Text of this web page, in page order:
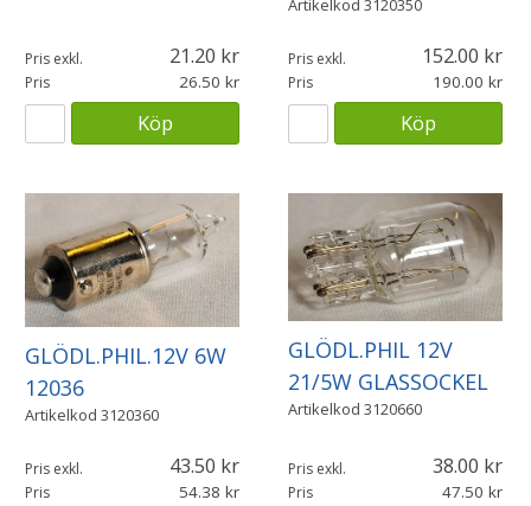
Pris exkl. 21.20
Pris 26.50
Köp
Pris exkl. 152.00
Pris 190.00
Köp
GLÖDL.PHIL.12V 6W
12036
Artikelkod 3120360
Pris exkl. 43.50
Pris 54.38
GLÖDL.PHIL 12V
21/5W GLASSOCKEL
Artikelkod 3120660
Pris exkl. 38.00
Pris 47.50